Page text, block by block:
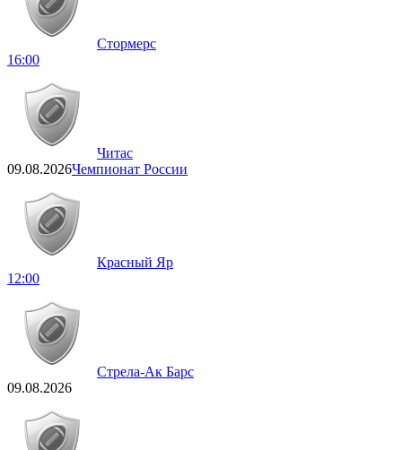
Стормерс
16:00
Читас
09.08.2026Чемпионат России
Красный Яр
12:00
Стрела-Ак Барс
09.08.2026